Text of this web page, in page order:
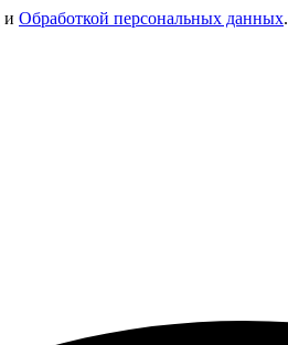
и Обработкой персональных данных.